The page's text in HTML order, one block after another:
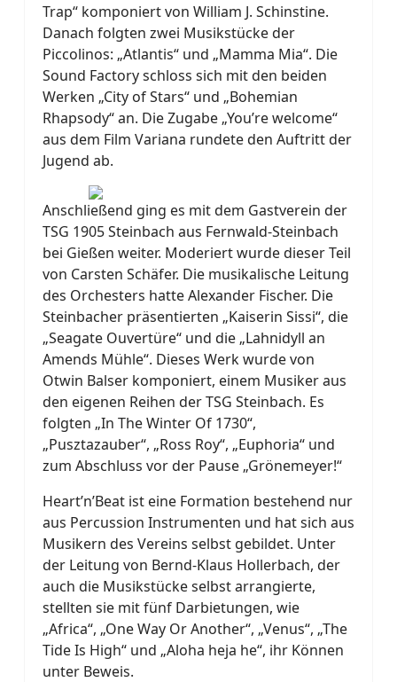
Trap“ komponiert von William J. Schinstine.
Danach folgten zwei Musikstücke der
Piccolinos: „Atlantis“ und „Mamma Mia“. Die
Sound Factory schloss sich mit den beiden
Werken „City of Stars“ und „Bohemian
Rhapsody“ an. Die Zugabe „You’re welcome“
aus dem Film Variana rundete den Auftritt der
Jugend ab.
Anschließend ging es mit dem Gastverein der
TSG 1905 Steinbach aus Fernwald-Steinbach
bei Gießen weiter. Moderiert wurde dieser Teil
von Carsten Schäfer. Die musikalische Leitung
des Orchesters hatte Alexander Fischer. Die
Steinbacher präsentierten „Kaiserin Sissi“, die
„Seagate Ouvertüre“ und die „Lahnidyll an
Amends Mühle“. Dieses Werk wurde von
Otwin Balser komponiert, einem Musiker aus
den eigenen Reihen der TSG Steinbach. Es
folgten „In The Winter Of 1730“,
„Pusztazauber“, „Ross Roy“, „Euphoria“ und
zum Abschluss vor der Pause „Grönemeyer!“
Heart’n’Beat ist eine Formation bestehend nur
aus Percussion Instrumenten und hat sich aus
Musikern des Vereins selbst gebildet. Unter
der Leitung von Bernd-Klaus Hollerbach, der
auch die Musikstücke selbst arrangierte,
stellten sie mit fünf Darbietungen, wie
„Africa“, „One Way Or Another“, „Venus“, „The
Tide Is High“ und „Aloha heja he“, ihr Können
unter Beweis.